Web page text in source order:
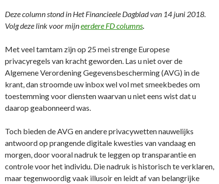
Deze column stond in Het Financieele Dagblad van 14 juni 2018.
Volg deze link voor mijneerdere FD columns.
Met veel tamtam zijn op 25 mei strenge Europese
privacyregels van kracht geworden. Las u niet over de
Algemene Verordening Gegevensbescherming (AVG) in de
krant, dan stroomde uw inbox wel vol met smeekbedes om
toestemming voor diensten waarvan u niet eens wist dat u
daarop geabonneerd was.
Toch bieden de AVG en andere privacywetten nauwelijks
antwoord op prangende digitale kwesties van vandaag en
morgen, door vooral nadruk te leggen op transparantie en
controle voor het individu. Die nadruk is historisch te verklaren,
maar tegenwoordig vaak illusoir en leidt af van belangrijke